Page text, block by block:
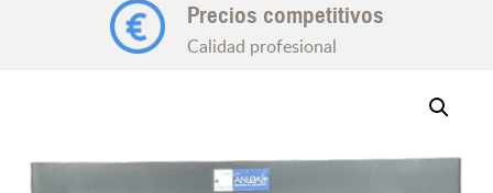
Precios competitivos
Calidad profesional